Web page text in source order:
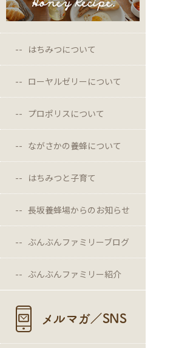
はちみつについて
ローヤルゼリーについて
プロポリスについて
ながさかの養蜂について
はちみつと子育て
長坂養蜂場からのお知らせ
ぶんぶんファミリーブログ
ぶんぶんファミリー紹介
メルマガ／SNS